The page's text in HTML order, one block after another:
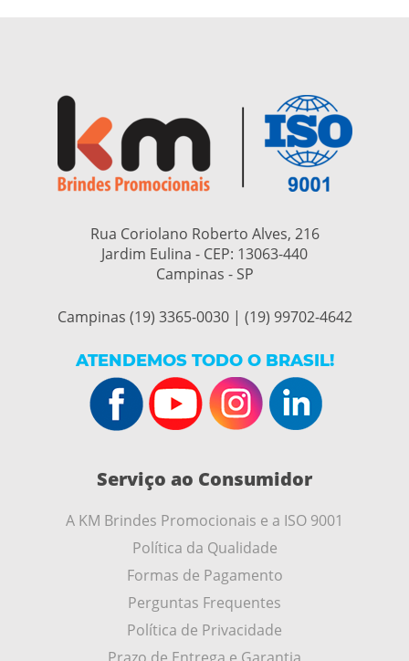
Rua Coriolano Roberto Alves, 216
Jardim Eulina - CEP: 13063-440
Campinas - SP
Campinas (19) 3365-0030 | (19) 99702-4642
ATENDEMOS TODO O BRASIL!
Serviço ao Consumidor
A KM Brindes Promocionais e a ISO 9001
Política da Qualidade
Formas de Pagamento
Perguntas Frequentes
Política de Privacidade